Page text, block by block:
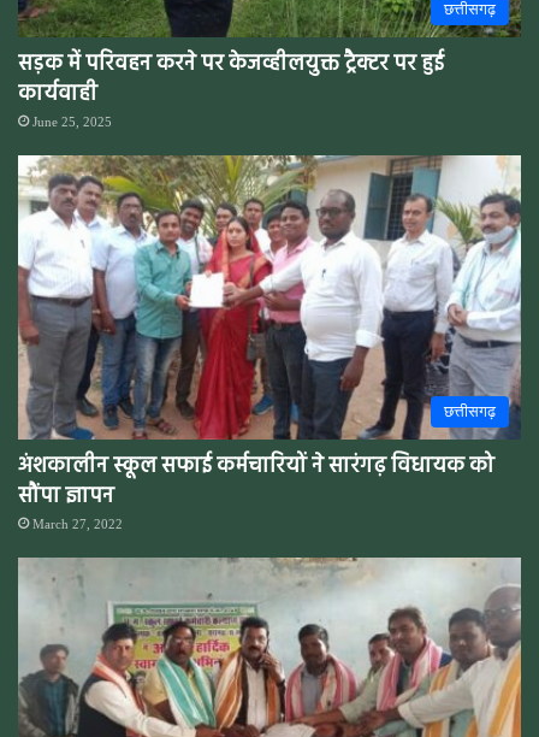
छत्तीसगढ़
सड़क में परिवहन करने पर केजव्हीलयुक्त ट्रैक्टर पर हुई
कार्यवाही
June 25, 2025
छत्तीसगढ़
अंशकालीन स्कूल सफाई कर्मचारियों ने सारंगढ़ विधायक को
सौंपा ज्ञापन
March 27, 2022